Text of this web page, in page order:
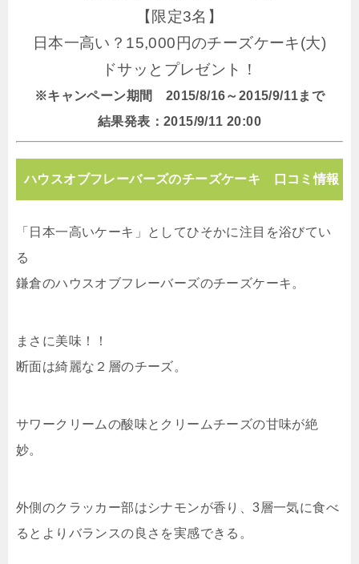
【限定3名】
日本一高い？15,000円のチーズケーキ(大)
ドサッとプレゼント！
※キャンペーン期間 2015/8/16～2015/9/11まで
結果発表：2015/9/11 20:00
ハウスオブフレーバーズのチーズケーキ 口コミ情報
「日本一高いケーキ」としてひそかに注目を浴びてい
る
鎌倉のハウスオブフレーバーズのチーズケーキ。
まさに美味！！
断面は綺麗な２層のチーズ。
サワークリームの酸味とクリームチーズの甘味が絶
妙。
外側のクラッカー部はシナモンが香り、3層一気に食べ
るとよりバランスの良さを実感できる。